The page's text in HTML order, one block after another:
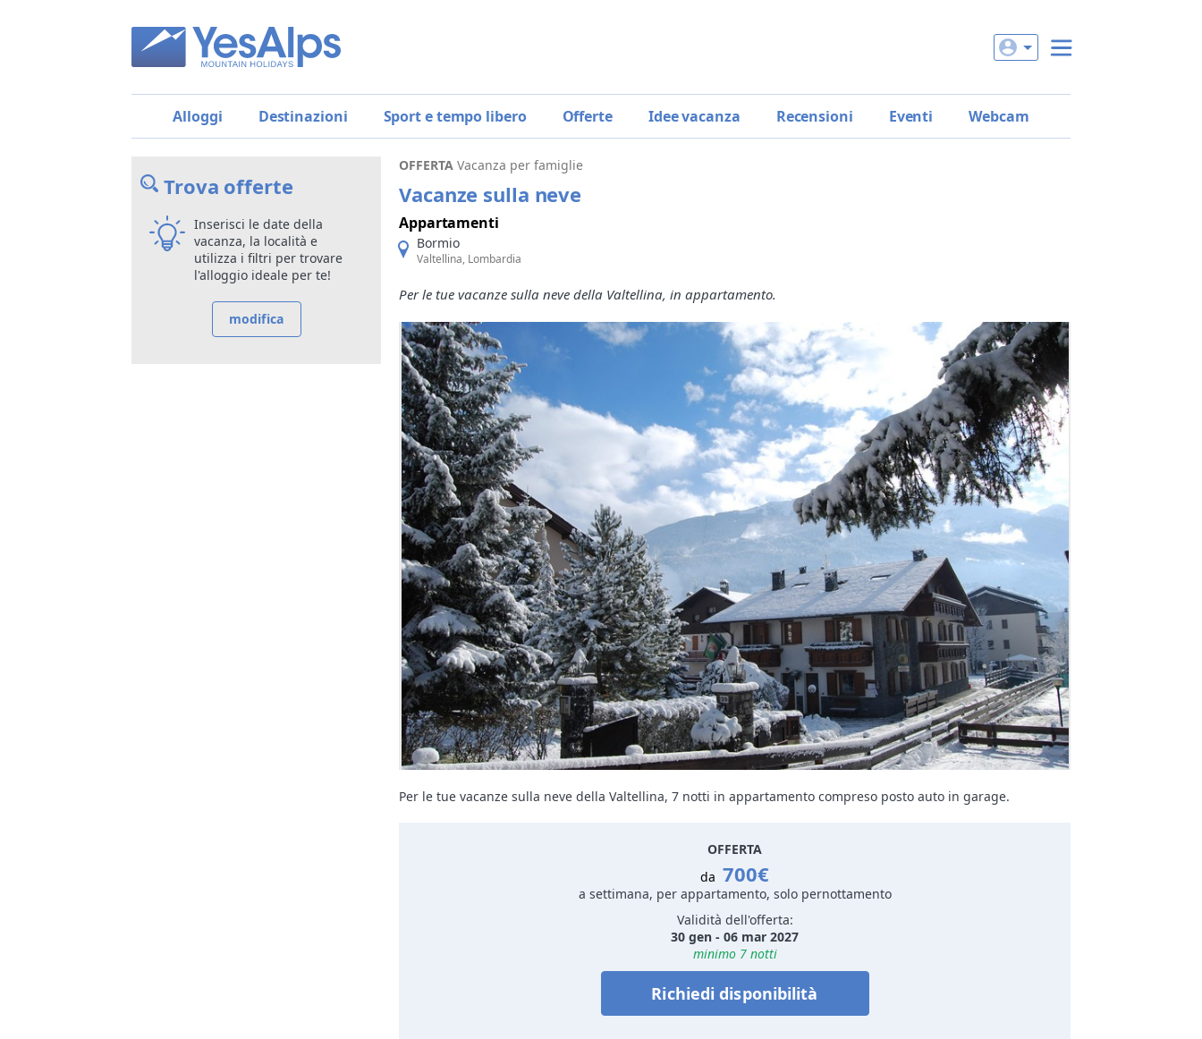
Alloggi Destinazioni Sport e tempo libero Offerte Idee vacanza Recensioni Eventi Webcam
Trova offerte
Inserisci le date della
vacanza, la località e
utilizza i filtri per trovare
l'alloggio ideale per te!
OFFERTA Vacanza per famiglie
Vacanze sulla neve
Appartamenti
Bormio
Valtellina, Lombardia
Per le tue vacanze sulla neve della Valtellina, in appartamento.
Per le tue vacanze sulla neve della Valtellina, 7 notti in appartamento compreso posto auto in garage.
OFFERTA
da 700€
a settimana, per appartamento, solo pernottamento
Validità dell'offerta:
30 gen - 06 mar 2027
minimo 7 notti
Richiedi disponibilità